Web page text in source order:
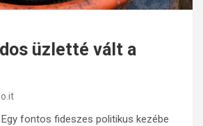
üzletté vált a
Egy fontos fideszes politikus kezébe